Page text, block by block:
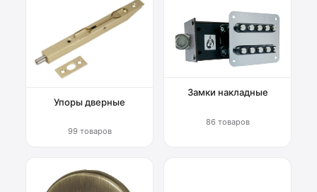
Упоры дверные
99 товаров
Замки накладные
86 товаров